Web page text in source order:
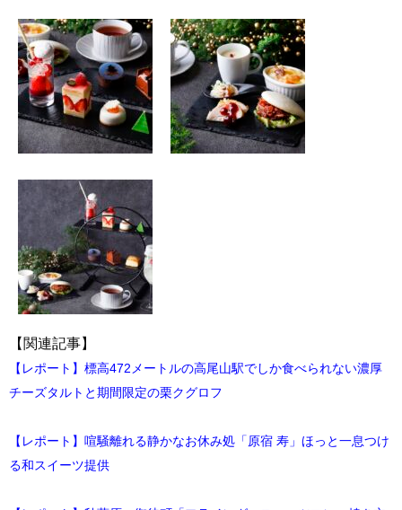
【関連記事】
【レポート】標高472メートルの高尾山駅でしか食べられない濃厚
チーズタルトと期間限定の栗クグロフ
【レポート】喧騒離れる静かなお休み処「原宿 寿」ほっと一息つけ
る和スイーツ提供